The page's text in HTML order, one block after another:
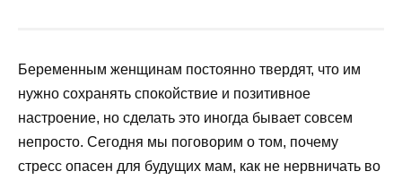
Беременным женщинам постоянно твердят, что им
нужно сохранять спокойствие и позитивное
настроение, но сделать это иногда бывает совсем
непросто. Сегодня мы поговорим о том, почему
стресс опасен для будущих мам, как не нервничать во